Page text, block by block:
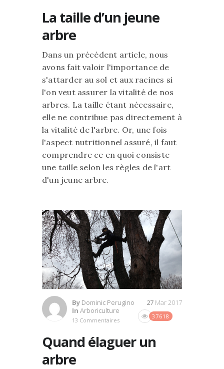
La taille d’un jeune
arbre
Dans un précédent article, nous
avons fait valoir l'importance de
s'attarder au sol et aux racines si
l'on veut assurer la vitalité de nos
arbres. La taille étant nécessaire,
elle ne contribue pas directement à
la vitalité de l'arbre. Or, une fois
l'aspect nutritionnel assuré, il faut
comprendre ce en quoi consiste
une taille selon les règles de l'art
d'un jeune arbre.
By Dominic Perugino
In Arboriculture
13 Commentaires
37618
27 Mar 2017
Quand élaguer un
arbre